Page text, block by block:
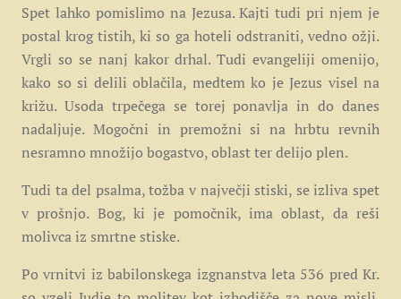
Spet lahko pomislimo na Jezusa. Kajti tudi pri njem je
postal krog tistih, ki so ga hoteli odstraniti, vedno ožji.
Vrgli so se nanj kakor drhal. Tudi evangeliji omenijo,
kako so si delili oblačila, medtem ko je Jezus visel na
križu. Usoda trpečega se torej ponavlja in do danes
nadaljuje. Mogočni in premožni si na hrbtu revnih
nesramno množijo bogastvo, oblast ter delijo plen.
Tudi ta del psalma, tožba v največji stiski, se izliva spet
v prošnjo. Bog, ki je pomočnik, ima oblast, da reši
molivca iz smrtne stiske.
Po vrnitvi iz babilonskega izgnanstva leta 536 pred Kr.